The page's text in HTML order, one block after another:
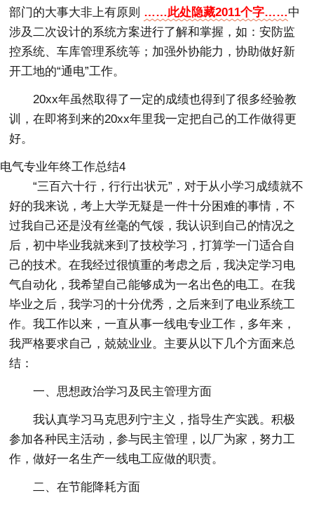
部门的大事大非上有原则 ……此处隐藏2011个字……中
涉及二次设计的系统方案进行了解和掌握，如：安防监
控系统、车库管理系统等；加强外协能力，协助做好新
开工地的“通电”工作。
20xx年虽然取得了一定的成绩也得到了很多经验教
训，在即将到来的20xx年里我一定把自己的工作做得更
好。
电气专业年终工作总结4
“三百六十行，行行出状元”，对于从小学习成绩就不
好的我来说，考上大学无疑是一件十分困难的事情，不
过我自己还是没有丝毫的气馁，我认识到自己的情况之
后，初中毕业我就来到了技校学习，打算学一门适合自
己的技术。在我经过很慎重的考虑之后，我决定学习电
气自动化，我希望自己能够成为一名出色的电工。在我
毕业之后，我学习的十分优秀，之后来到了电业系统工
作。我工作以来，一直从事一线电专业工作，多年来，
我严格要求自己，兢兢业业。主要从以下几个方面来总
结：
一、思想政治学习及民主管理方面
我认真学习马克思列宁主义，指导生产实践。积极
参加各种民主活动，参与民主管理，以厂为家，努力工
作，做好一名生产一线电工应做的职责。
二、在节能降耗方面